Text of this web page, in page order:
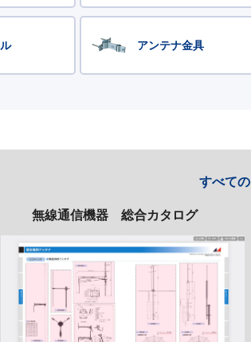
アンテナ金具
すべて
無線通信機器 総合カタログ